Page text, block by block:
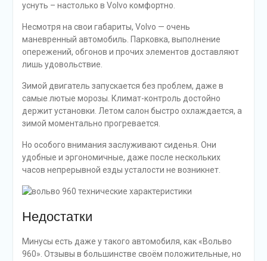
уснуть – настолько в Volvo комфортно.
Несмотря на свои габариты, Volvo — очень
маневренный автомобиль. Парковка, выполнение
опережений, обгонов и прочих элементов доставляют
лишь удовольствие.
Зимой двигатель запускается без проблем, даже в
самые лютые морозы. Климат-контроль достойно
держит установки. Летом салон быстро охлаждается, а
зимой моментально прогревается.
Но особого внимания заслуживают сиденья. Они
удобные и эргономичные, даже после нескольких
часов непрерывной езды усталости не возникнет.
Недостатки
Минусы есть даже у такого автомобиля, как «Вольво
960». Отзывы в большинстве своём положительные, но